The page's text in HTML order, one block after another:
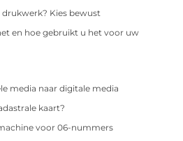
Kies bewust
en hoe gebruikt u het voor uw
media naar digitale media
kaart?
voor 06-nummers